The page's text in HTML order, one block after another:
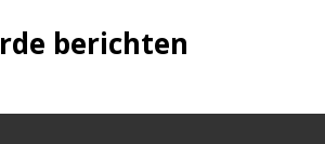
berichten